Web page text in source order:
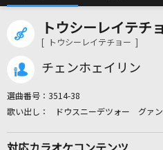
カラオ
トウシーレイテチ
[ トウシーレイテチョー ]
チェンホェイリン
選曲番号： 3514-38
ドウスニーデツォー グァ